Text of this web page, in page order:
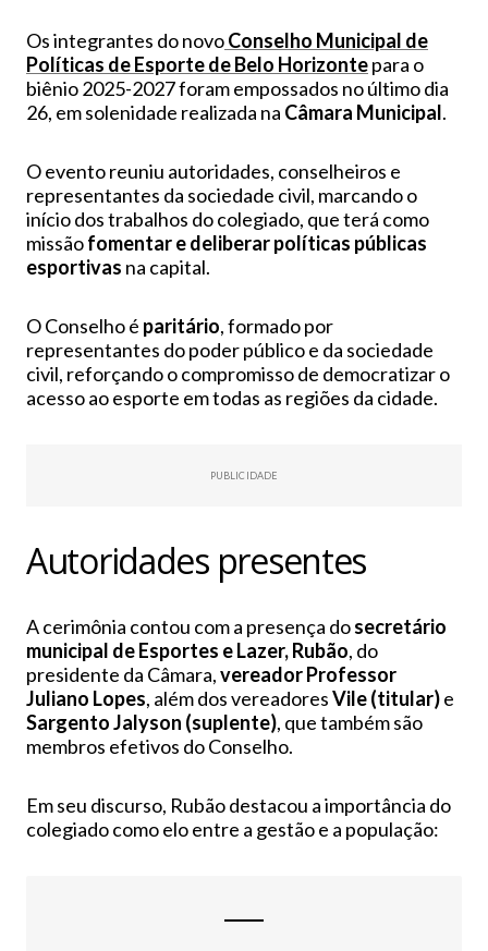
Os integrantes do novoConselho Municipal de
Políticas de Esporte de Belo Horizontepara o
biênio 2025-2027 foram empossados no último dia
26, em solenidade realizada na Câmara Municipal.
O evento reuniu autoridades, conselheiros e
representantes da sociedade civil, marcando o
início dos trabalhos do colegiado, que terá como
missãofomentar e deliberar políticas públicas
esportivas na capital.
O Conselho é paritário, formado por
representantes do poder público e da sociedade
civil, reforçando o compromisso de democratizar o
acesso ao esporte em todas as regiões da cidade.
PUBLICIDADE
Autoridades presentes
A cerimônia contou com a presença dosecretário
municipal de Esportes e Lazer, Rubão, do
presidente da Câmara,vereador Professor
Juliano Lopes, além dos vereadoresVile (titular)e
Sargento Jalyson (suplente), que também são
membros efetivos do Conselho.
Em seu discurso, Rubão destacou a importância do
colegiado como elo entre a gestão e a população: